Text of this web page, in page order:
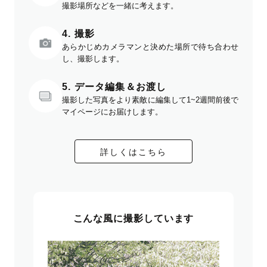
撮影場所などを一緒に考えます。
4. 撮影
あらかじめカメラマンと決めた場所で待ち合わせ
し、撮影します。
5. データ編集＆お渡し
撮影した写真をより素敵に編集して1~2週間前後で
マイページにお届けします。
詳しくはこちら
こんな風に撮影しています